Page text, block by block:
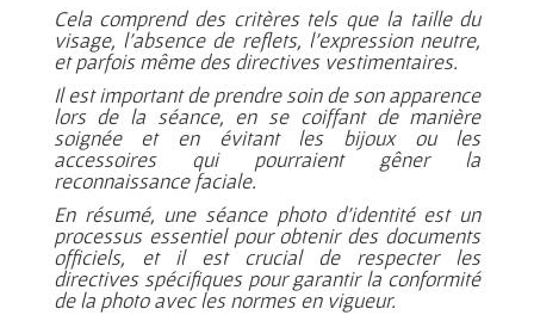
Cela comprend des critères tels que la taille du
visage, l’absence de reflets, l’expression neutre,
et parfois même des directives vestimentaires.
Il est important de prendre soin de son apparence
lors de la séance, en se coiffant de manière
soignée et en évitant les bijoux ou les
accessoires qui pourraient gêner la
reconnaissance faciale.
En résumé, une séance photo d’identité est un
processus essentiel pour obtenir des documents
officiels, et il est crucial de respecter les
directives spécifiques pour garantir la conformité
de la photo avec les normes en vigueur.